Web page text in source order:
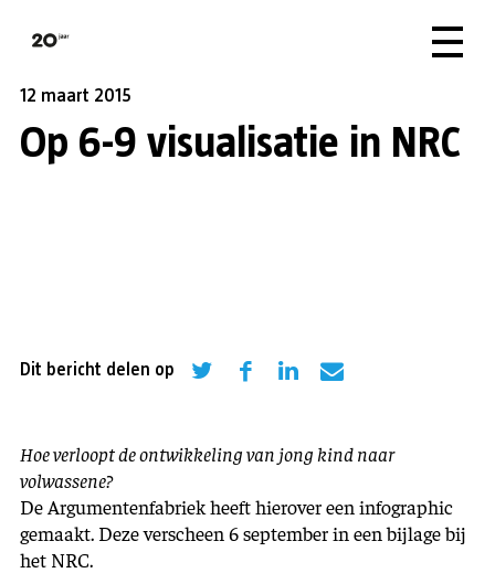
12 maart 2015
Op 6-9 visualisatie in NRC
Dit bericht delen op
Hoe verloopt de ontwikkeling van jong kind naar
volwassene?
De Argumentenfabriek heeft hierover een infographic
gemaakt. Deze verscheen 6 september in een bijlage bij
het NRC.